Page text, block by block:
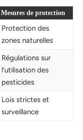
Mesures de protection
Protection des
zones naturelles
Régulations sur
l’utilisation des
pesticides
Lois strictes et
surveillance